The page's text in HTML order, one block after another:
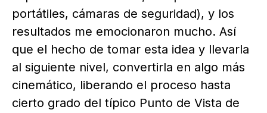
portátiles, cámaras de seguridad), y los
resultados me emocionaron mucho. Así
que el hecho de tomar esta idea y llevarla
al siguiente nivel, convertirla en algo más
cinemático, liberando el proceso hasta
cierto grado del típico Punto de Vista de